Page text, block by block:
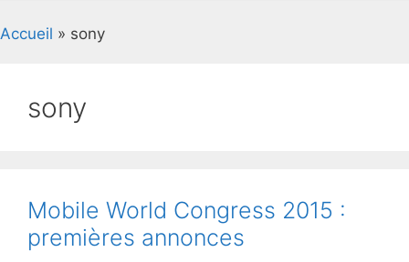
Accueil » sony
sony
Mobile World Congress 2015 :
premières annonces